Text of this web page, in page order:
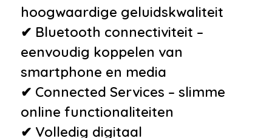
•Xenon koplampen met LED
signature-verlichting,
automatische hoogteverstelling
en hogedrukkoplampsproeiers
Aanhanger assistent
•Afdaal assistent
hoogwaardige geluidskwaliteit
✔ Bluetooth connectiviteit –
eenvoudig koppelen van
smartphone en media
✔ Connected Services – slimme
online functionaliteiten
✔ Volledig digitaal